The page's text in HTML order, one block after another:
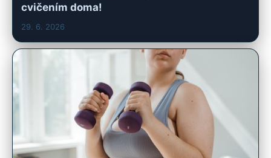
cvičením doma!
29. 6. 2026